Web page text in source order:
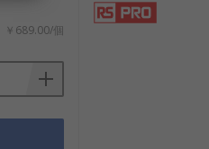
￥689.00/個